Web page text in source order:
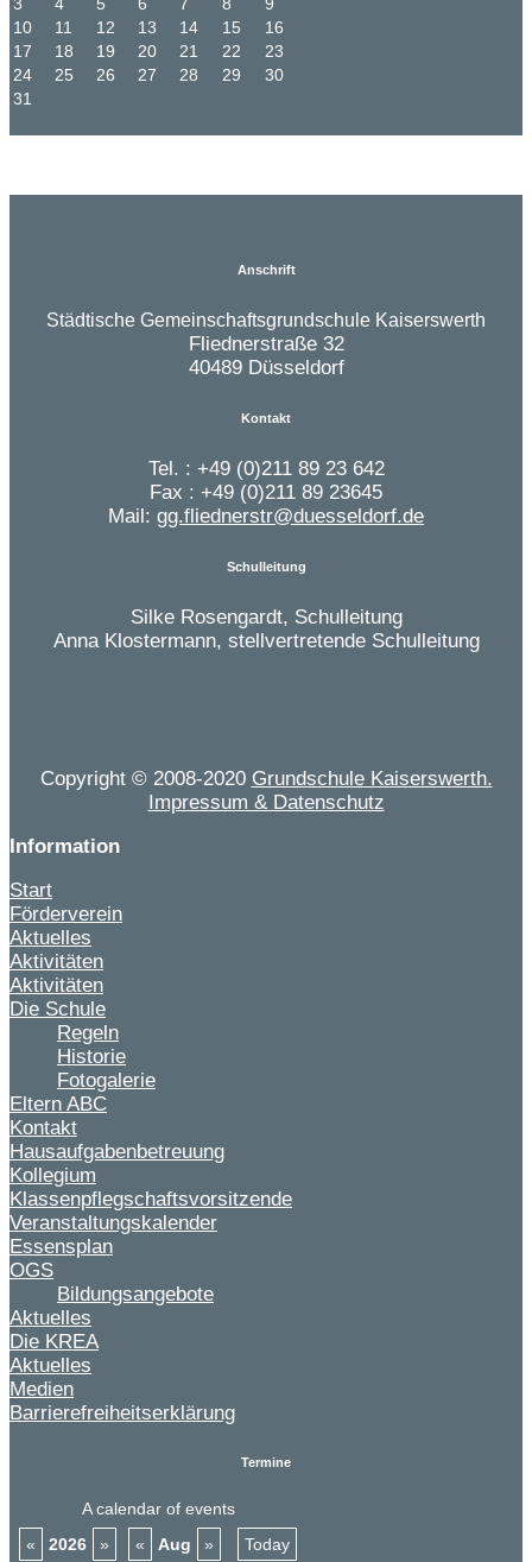
3 4 5 6 7 8
9
10
11 12 13 14 15
16
17
18 19 20 21 22
23
24
25 26 27 28 29
30
31
Anschrift
Städtische Gemeinschaftsgrundschule Kaiserswerth
Fliednerstraße 32
40489 Düsseldorf
Kontakt
Tel. : +49 (0)211 89 23 642
Fax : +49 (0)211 89 23645
Mail: gg.fliednerstr@duesseldorf.de
Schulleitung
Silke Rosengardt, Schulleitung
Anna Klostermann, stellvertretende Schulleitung
Copyright © 2008-2020 Grundschule Kaiserswerth.
Impressum & Datenschutz
Information
Start
Förderverein
Aktuelles
Aktivitäten
Aktivitäten
Die Schule
Regeln
Historie
Fotogalerie
Eltern ABC
Kontakt
Hausaufgabenbetreuung
Kollegium
Klassenpflegschaftsvorsitzende
Veranstaltungskalender
Essensplan
OGS
Bildungsangebote
Aktuelles
Die KREA
Aktuelles
Medien
Barrierefreiheitserklärung
Termine
A calendar of events
«
2026 » « Aug »
Today